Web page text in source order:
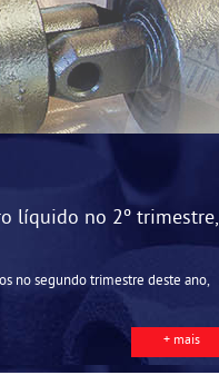
líquido no 2º trimestre,
no segundo trimestre deste ano,
+ mais